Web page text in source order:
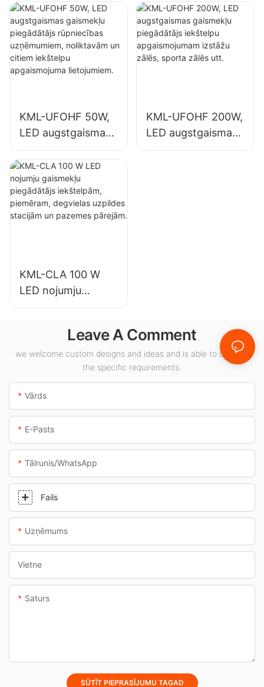
piegādātājs
rūpniecības
uzņēmumiem,
noliktavām un
citiem iekštelpu
piegādātājs
iekštelpu
apgaismojumam
rūpniecības
KML-UFOHF 50W,
LED augstgaismas
gaismekļu
piegādātājs
rūpniecības
uzņēmumiem,
noliktavām un
KML-UFOHF 200W,
LED augstgaismas
gaismekļu
KML-CLA 100 W
LED nojumju
gaismekļu
iekštelpām,
piemēram,
degvielas uzpildes
stacijām un
pazemes pārejām.
Leave A Comment
we welcome custom designs and ideas and is able to cater to
the specific requirements.
Vārds
E-Pasts
Tālrunis/WhatsApp
Fails
Uzņēmums
Vietne
Saturs
SŪTĪT PIEPRASĪJUMU TAGAD